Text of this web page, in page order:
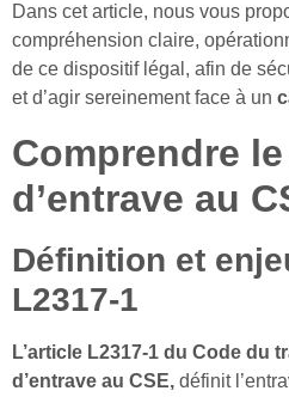
Dans cet article, nous vous
compréhension claire,
de ce dispositif légal, afin de
et d’agir sereinement face à un
Comprendre
d’entrave au
Définition et
L2317-1
L’article L2317-1 du Code du
d’entrave au CSE, définit